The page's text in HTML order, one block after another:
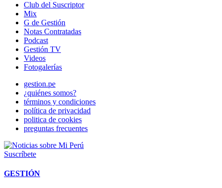
Club del Suscriptor
Mix
G de Gestión
Notas Contratadas
Podcast
Gestión TV
Videos
Fotogalerías
gestion.pe
¿quiénes somos?
términos y condiciones
política de privacidad
politica de cookies
preguntas frecuentes
Suscríbete
GESTIÓN